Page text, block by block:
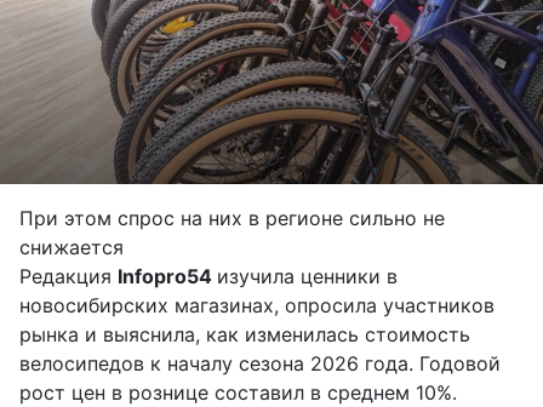
При этом спрос на них в регионе сильно не
снижается
Редакция Infopro54 изучила ценники в
новосибирских магазинах, опросила участников
рынка и выяснила, как изменилась стоимость
велосипедов к началу сезона 2026 года. Годовой
рост цен в рознице составил в среднем 10%.